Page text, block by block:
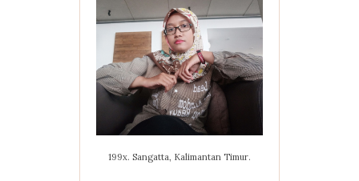
199x. Sangatta, Kalimantan Timur.